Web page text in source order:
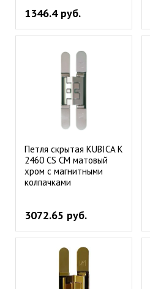
1346.4 руб.
Петля скрытая KUBICA K
2460 CS CM матовый
хром с магнитными
колпачками
3072.65 руб.